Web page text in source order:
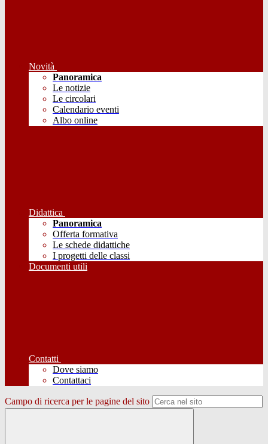
Novità
Panoramica
Le notizie
Le circolari
Calendario eventi
Albo online
Didattica
Panoramica
Offerta formativa
Le schede didattiche
I progetti delle classi
Documenti utili
Contatti
Dove siamo
Contattaci
Campo di ricerca per le pagine del sito